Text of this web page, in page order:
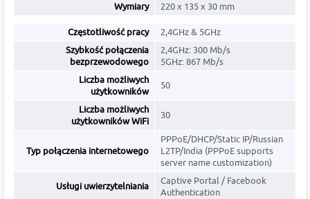
Wymiary
220 x 135 x 30 mm
Częstotliwość pracy
2,4GHz & 5GHz
Szybkość połączenia
bezprzewodowego
2,4GHz: 300 Mb/s
5GHz: 867 Mb/s
Liczba możliwych
użytkowników
50
Liczba możliwych
użytkowników WiFi
30
Typ połączenia internetowego
PPPoE/DHCP/Static IP/Russian
L2TP/India (PPPoE supports
server name customization)
Usługi uwierzytelniania
Captive Portal / Facebook
Authentication